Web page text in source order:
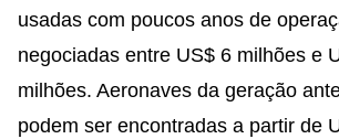
usadas com poucos anos de
negociadas entre US$ 6 milhões e
milhões. Aeronaves da geração
podem ser encontradas a partir de